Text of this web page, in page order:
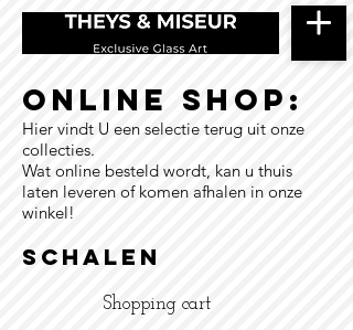
ONLINE SHOP:
Hier vindt U een selectie terug uit onze
collecties.
Wat online besteld wordt, kan u thuis
laten leveren of komen afhalen in onze
winkel!
Schalen
Shopping cart